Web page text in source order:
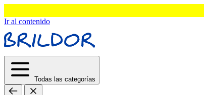
Ir al contenido
Todas las categorías